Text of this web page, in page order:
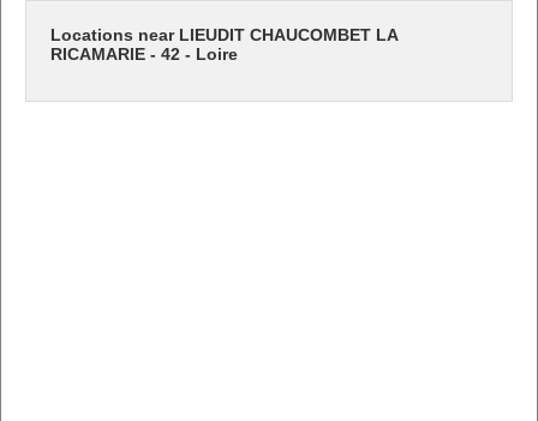
Locations near LIEUDIT CHAUCOMBET LA
RICAMARIE - 42 - Loire